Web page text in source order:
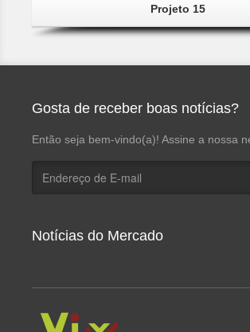
Projeto 15
Gosta de receber boas notícias?
Então seja bem-vindo(a)! Assine a nossa
Notícias do Mercado